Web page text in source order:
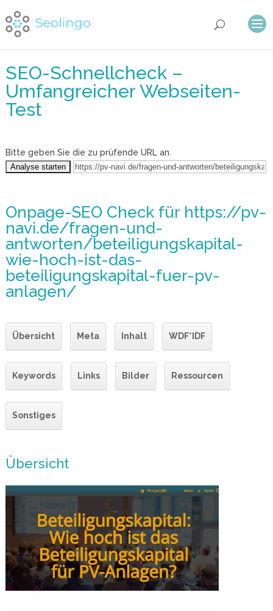
SEO-Schnellcheck –
Umfangreicher Webseiten-
Test
Bitte geben Sie die zu prüfende URL an.
Onpage-SEO Checkfür https://pv-
navi.de/fragen-und-
antworten/beteiligungskapital-
wie-hoch-ist-das-
beteiligungskapital-fuer-pv-
anlagen/
Übersicht Meta Inhalt WDF*IDF
Keywords Links Bilder Ressourcen
Sonstiges
Übersicht